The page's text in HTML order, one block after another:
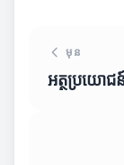
មុន
អត្ថប្រយោជ